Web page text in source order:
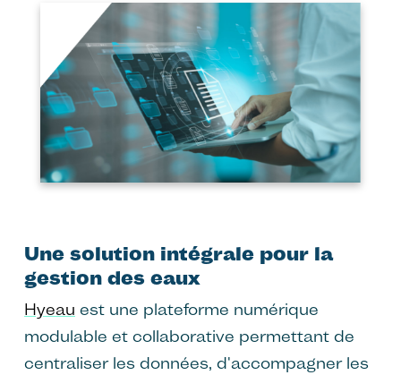
Une solution intégrale pour la
gestion des eaux
Hyeau est une plateforme numérique
modulable et collaborative permettant de
centraliser les données, d'accompagner les